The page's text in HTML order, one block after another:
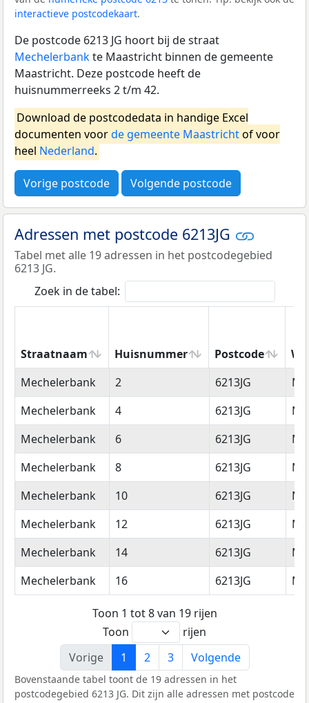
interactieve postcodekaart.
De postcode 6213 JG hoort bij de straat
Mechelerbankte Maastricht binnen de gemeente
Maastricht. Deze postcode heeft de
huisnummerreeks 2 t/m 42.
Download de postcodedata in handige Excel
documenten voorde gemeente Maastrichtof voor
heel Nederland.
Vorige postcode Volgende postcode
Adressen met postcode 6213JG
Tabel met alle 19 adressen in het postcodegebied
6213 JG.
Zoek in de tabel:
Straatnaam Huisnummer Postcode
Straatnaam
Huisnummer Postcode
Mechelerbank 2 6213JG
Mechelerbank
4 6213JG
Mechelerbank
6 6213JG
Mechelerbank
8 6213JG
Mechelerbank
10 6213JG
Mechelerbank
12 6213JG
Mechelerbank
14 6213JG
Mechelerbank
16 6213JG
Toon 1 tot 8 van 19 rijen
Toon
rijen
Vorige
1 2 3 Volgende
Bovenstaande tabel toont de 19 adressen in het
postcodegebied 6213 JG. Dit zijn alle adressen met postcode